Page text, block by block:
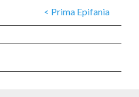
< Prima Epifania